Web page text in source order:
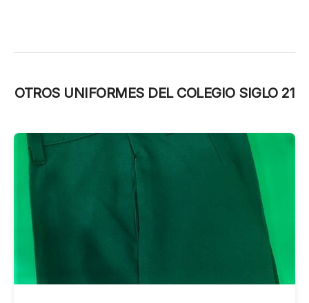
OTROS UNIFORMES DEL COLEGIO SIGLO 21